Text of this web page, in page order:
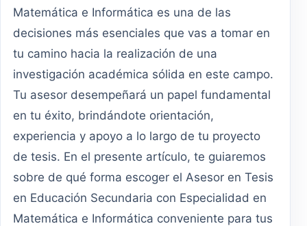
Matemática e Informática es una de las
decisiones más esenciales que vas a tomar en
tu camino hacia la realización de una
investigación académica sólida en este campo.
Tu asesor desempeñará un papel fundamental
en tu éxito, brindándote orientación,
experiencia y apoyo a lo largo de tu proyecto
de tesis. En el presente artículo, te guiaremos
sobre de qué forma escoger el Asesor en Tesis
en Educación Secundaria con Especialidad en
Matemática e Informática conveniente para tus